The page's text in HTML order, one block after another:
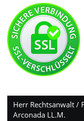
Herr Rechtsanwalt /
Arconada LL.M.